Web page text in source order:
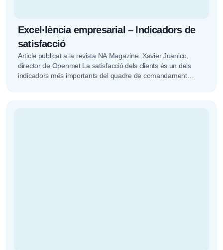
Excel·lència empresarial – Indicadors de
satisfacció
Article publicat a la revista NA Magazine. Xavier Juanico,
director de Openmet La satisfacció dels clients és un dels
indicadors més importants del quadre de comandament